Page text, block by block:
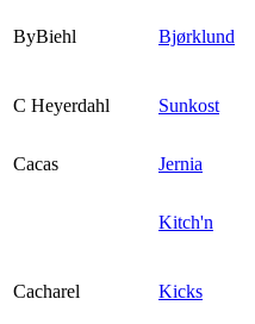
ByBiehl Bjørklund
C Heyerdahl Sunkost
Cacas
Jernia
Kitch'n
Cacharel Kicks